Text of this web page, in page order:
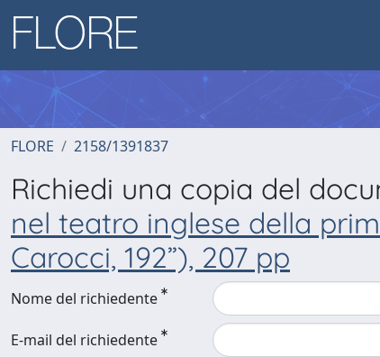
FLORE 2158/1391837
Richiedi una copia del
nel teatro inglese della
Carocci, 192”), 207 pp
Nome del richiedente
E-mail del richiedente